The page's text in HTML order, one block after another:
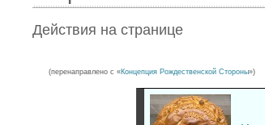
Действия на странице
(перенаправлено с «Концепция Рождественской Стороны»)